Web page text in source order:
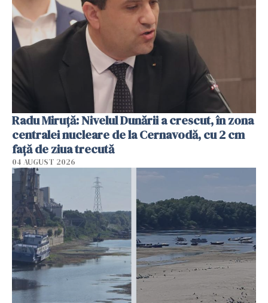
Radu Miruţă: Nivelul Dunării a crescut, în zona
centralei nucleare de la Cernavodă, cu 2 cm
faţă de ziua trecută
04 AUGUST 2026